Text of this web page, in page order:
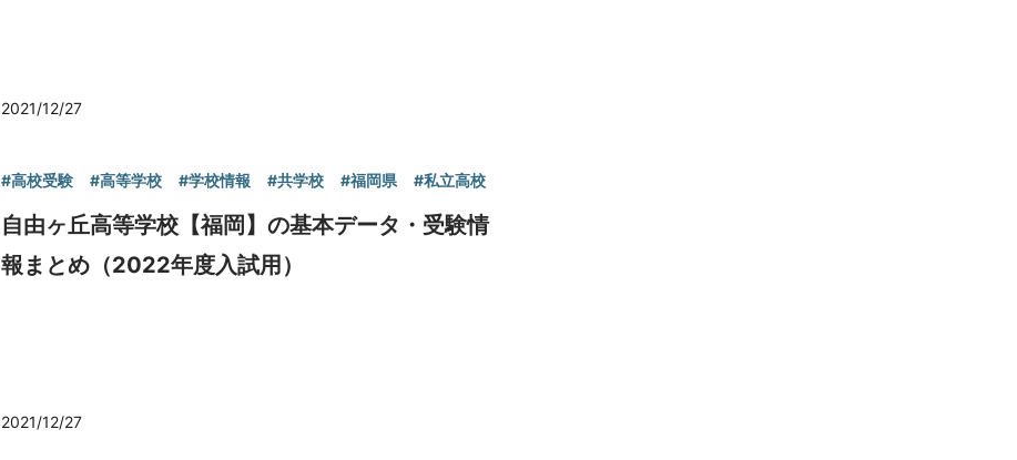
2021/12/27
#高校受験 #高等学校 #学校情報 #共学校 #福岡県 #私立高校
自由ヶ丘高等学校【福岡】の基本データ・受験情
報まとめ（2022年度入試用）
2021/12/27